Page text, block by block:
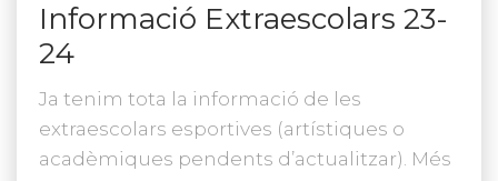
Informació Extraescolars 23-
24
Ja tenim tota la informació de les
extraescolars esportives (artístiques o
acadèmiques pendents d’actualitzar). Més